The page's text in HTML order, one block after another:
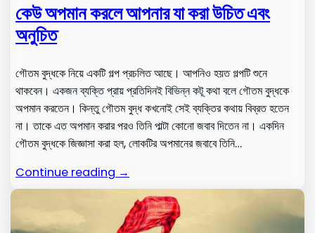
কেউ অপমান করলে আপনার যা করা উচিত এবং
অনুচিত
গৌতম বুদ্ধকে নিয়ে একটি গল্প প্রচলিত আছে। আপনিও হয়ত গল্পটি শুনে
থাকবেন। একজন ব্যক্তি প্রায় প্রতিদিনই বিভিন্ন কটূ কথা বলে গৌতম বুদ্ধকে
অপমান করতেন। কিন্তু গৌতম বুদ্ধ কখনোই সেই ব্যক্তির কথায় বিব্রত হতেন
না। তাকে এত অপমান করার পরও তিনি পাল্টা কোনো জবাব দিতেন না। একদিন
গৌতম বুদ্ধকে জিজ্ঞাসা করা হল, লোকটির অপমানের জবাবে তিনি…
Continue reading →